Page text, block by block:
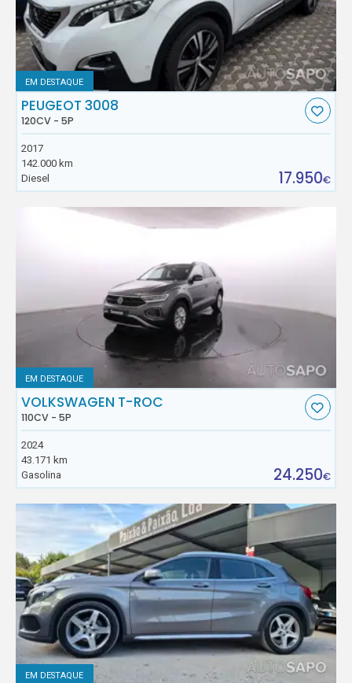
EM DESTAQUE
PEUGEOT 3008
120CV - 5P
2017
142.000 km
Diesel
17.950€
EM DESTAQUE
VOLKSWAGEN T-ROC
110CV - 5P
2024
43.171 km
Gasolina
24.250€
EM DESTAQUE